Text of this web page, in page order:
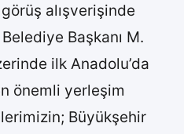
alışverişinde
Başkanı M.
ilk Anadolu’da
önemli yerleşim
Büyükşehir